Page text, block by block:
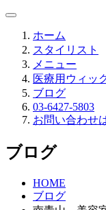
ホーム
スタイリスト
メニュー
医療用ウィッ
ブログ
03-6427-5803
お問い合わせ
ブログ
HOME
ブログ